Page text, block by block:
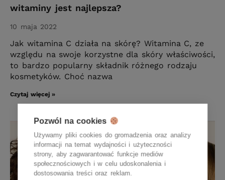
witaminy jest najlepsza?
10 maja 2022
Jak witamina C działa na skórę? Witamina C, ze
względu na swoje korzystne dla skóry właściwości,
to bardzo popularny składnik różnego rodzaju
kosmetyków. Choć nazwa
Czytaj więcej »
Pozwól na cookies
Używamy pliki cookies do gromadzenia oraz analizy
informacji na temat wydajności i użyteczności
strony, aby zagwarantować funkcje mediów
społecznościowych i w celu udoskonalenia i
dostosowania treści oraz reklam.